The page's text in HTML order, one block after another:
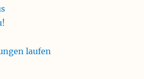
laufen